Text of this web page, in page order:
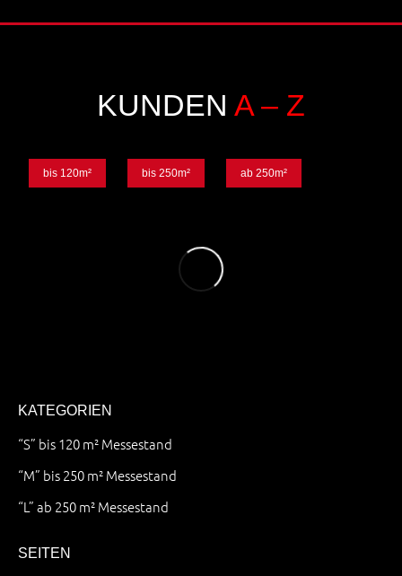
KUNDEN A – Z
bis 120m² bis 250m² ab 250m²
KATEGORIEN
“S” bis 120 m² Messestand
“M” bis 250 m² Messestand
“L” ab 250 m² Messestand
SEITEN